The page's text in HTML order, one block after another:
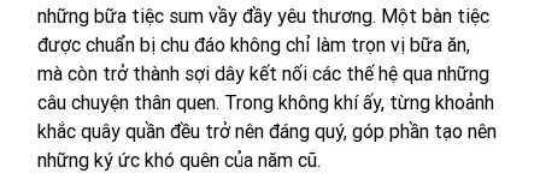
những bữa tiệc sum vầy đầy yêu thương. Một bàn tiệc
được chuẩn bị chu đáo không chỉ làm trọn vị bữa ăn,
mà còn trở thành sợi dây kết nối các thế hệ qua những
câu chuyện thân quen. Trong không khí ấy, từng khoảnh
khắc quây quần đều trở nên đáng quý, góp phần tạo nên
những ký ức khó quên của năm cũ.